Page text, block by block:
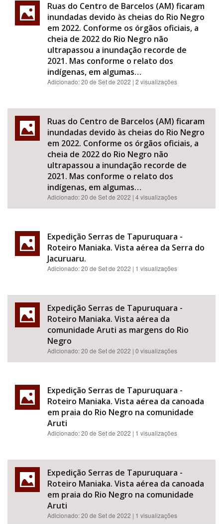
Ruas do Centro de Barcelos (AM) ficaram
inundadas devido às cheias do Rio Negro
em 2022. Conforme os órgãos oficiais, a
cheia de 2022 do Rio Negro não
ultrapassou a inundação recorde de
2021. Mas conforme o relato dos
indígenas, em algumas…
Adicionado:20 de Set de 2022 | 2 visualizações
Ruas do Centro de Barcelos (AM) ficaram
inundadas devido às cheias do Rio Negro
em 2022. Conforme os órgãos oficiais, a
cheia de 2022 do Rio Negro não
ultrapassou a inundação recorde de
2021. Mas conforme o relato dos
indígenas, em algumas…
Adicionado:20 de Set de 2022 | 4 visualizações
Expedição Serras de Tapuruquara -
Roteiro Maniaka. Vista aérea da Serra do
Jacuruaru.
Adicionado:20 de Set de 2022 | 1 visualizações
Expedição Serras de Tapuruquara -
Roteiro Maniaka. Vista aérea da
comunidade Aruti as margens do Rio
Negro
Adicionado:20 de Set de 2022 | 0 visualizações
Expedição Serras de Tapuruquara -
Roteiro Maniaka. Vista aérea da canoada
em praia do Rio Negro na comunidade
Aruti
Adicionado:20 de Set de 2022 | 1 visualizações
Expedição Serras de Tapuruquara -
Roteiro Maniaka. Vista aérea da canoada
em praia do Rio Negro na comunidade
Aruti
Adicionado:20 de Set de 2022 | 1 visualizações